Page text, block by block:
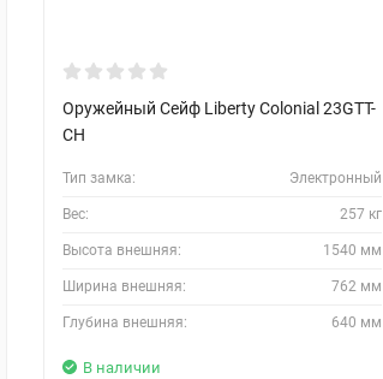
Оружейный Сейф Liberty Colonial 23GTT-
CH
Тип замка: Электронный
Вес: 257 кг
Высота внешняя: 1540 мм
Ширина внешняя: 762 мм
Глубина внешняя: 640 мм
В наличии